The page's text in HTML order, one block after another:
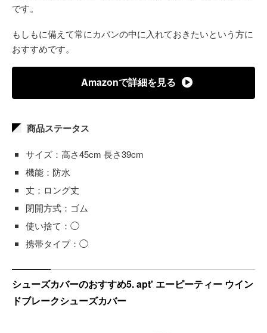
です。
もしもに備えて常にカバンの中に入れておきたいという方に
おすすめです。
Amazonで詳細を見る
商品ステータス
サイズ：高さ45cm 長さ39cm
機能：防水
丈：ロング丈
閉開方式：ゴム
使い捨て：◯
携帯タイプ：◯
シューズカバーのおすすめ5. apt' エーピーティー ウイン
ドブレークシューズカバー